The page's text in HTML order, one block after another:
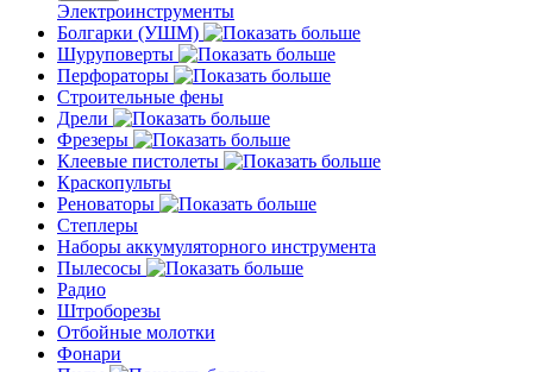
Электроинструменты
Болгарки (УШМ)
Шуруповерты
Перфораторы
Строительные фены
Дрели
Фрезеры
Клеевые пистолеты
Краскопульты
Реноваторы
Степлеры
Наборы аккумуляторного инструмента
Пылесосы
Радио
Штроборезы
Отбойные молотки
Фонари